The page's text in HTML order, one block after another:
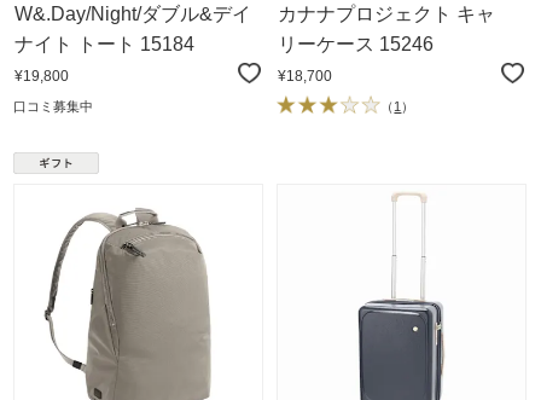
W&.Day/Night/ダブル&デイ
ナイト トート 15184
¥19,800
口コミ募集中
カナナプロジェクト キャ
リーケース 15246
¥18,700
（ 1 ）